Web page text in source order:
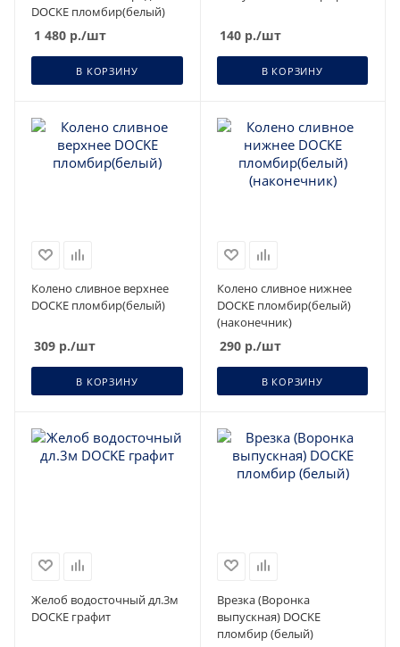
DOCKE пломбир(белый)
1 480 р./шт
В КОРЗИНУ
140р./шт
В КОРЗИНУ
Колено сливное верхнее
DOCKE пломбир(белый)
309 р./шт
В КОРЗИНУ
Колено сливное нижнее
DOCKE пломбир(белый)
(наконечник)
290р./шт
В КОРЗИНУ
Желоб водосточный дл.3м
DOCKE графит
Врезка (Воронка
выпускная) DOCKE
пломбир (белый)